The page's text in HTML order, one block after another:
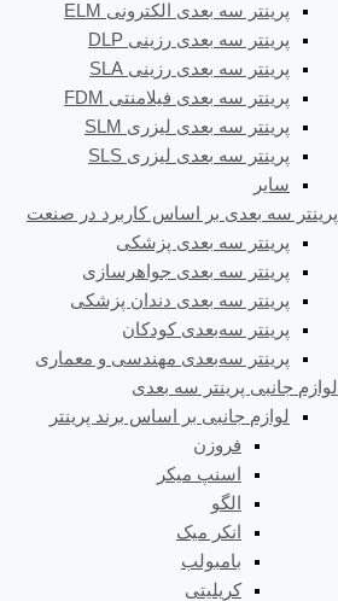
پرینتر سه بعدی الکترونی ELM
پرینتر سه بعدی رزینی DLP
پرینتر سه بعدی رزینی SLA
پرینتر سه بعدی فیلامنتی FDM
پرینتر سه بعدی لیزری SLM
پرینتر سه بعدی لیزری SLS
سایر
پرینتر سه بعدی بر اساس کاربرد در صنعت
پرینتر سه بعدی پزشکی
پرینتر سه بعدی جواهرسازی
پرینتر سه بعدی دندان پزشکی
پرینتر سه‌بعدی کودکان
پرینتر سه‌بعدی مهندسی و معماری
لوازم جانبی پرینتر سه بعدی
لوازم جانبی بر اساس برند پرینتر
فروزن
اسنپ میکر
الگو
انکر میک
بامبولب
کریلیتی